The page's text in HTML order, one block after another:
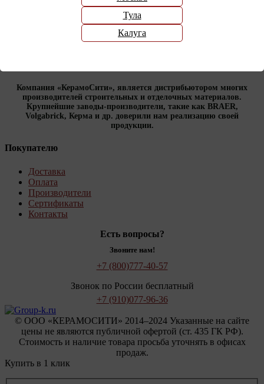
Компания «КерамоСити», является дистрибьютором многих
производителей строительных и отделочных материалов.
Крупнейшие заводы-производители, такие как BRAER,
Volgabrick, Керма и др. доверили нам реализацию своей
продукции.
Покупателю
Доставка
Оплата
Производители
Сертификаты
Контакты
Есть вопросы?
Звоните нам!
+7 (800)777-40-57
Звонок по России бесплатный
+7 (910)077-96-36
© OOO «КЕРАМОСИТИ» 2014–2024 Указанные на сайте
цены не являются публичной офертой (ст. 435 ГК РФ).
Стоимость и наличие товара просьба уточнять в офисах
продаж.
Тула
Калуга
Купить в 1 клик